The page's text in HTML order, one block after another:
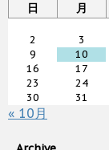
日
月
2
3
9
10
16
17
23
24
30
31
« 10月